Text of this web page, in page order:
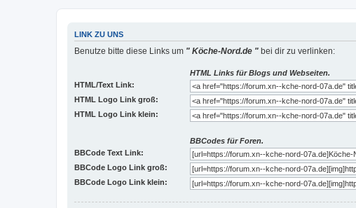
LINK ZU UNS
Benutze bitte diese Links um " Köche-Nord.de " bei dir zu verlinken:
HTML Links für Blogs und Webseiten.
HTML/Text Link:
HTML Logo Link groß:
HTML Logo Link klein:
BBCodes für Foren.
BBCode Text Link:
BBCode Logo Link groß:
BBCode Logo Link klein: